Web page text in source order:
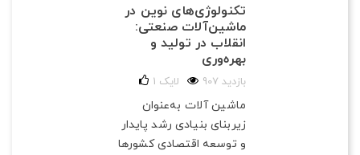
تکنولوژی‌های نوین در
ماشین‌آلات صنعتی:
انقلاب در تولید و
بهره‌وری
907 بازدید 1 لایک
ماشین آلات به‌عنوان
زیربنای بنیادی رشد پایدار
و توسعه اقتصادی کشورها